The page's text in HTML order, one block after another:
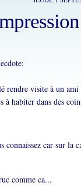
rendre visite à un
à habiter dans des
car sur la
comme ca...